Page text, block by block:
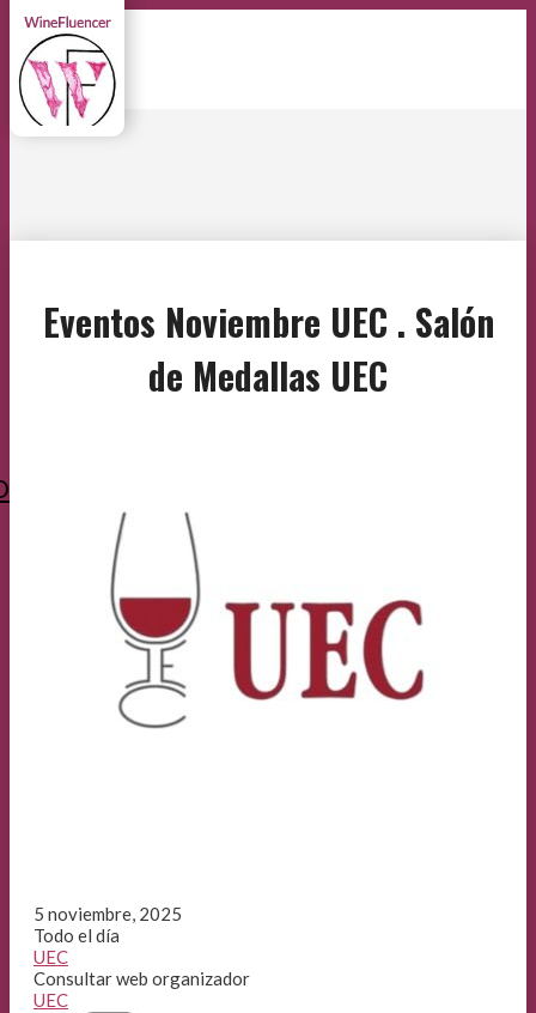
Eventos Noviembre UEC . Salón
de Medallas UEC
5 noviembre, 2025
Todo el día
UEC
Consultar web organizador
UEC